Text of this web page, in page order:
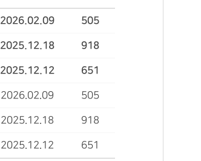
2026.02.09 505
2025.12.18 918
2025.12.12 651
2026.02.09 505
2025.12.18 918
2025.12.12 651